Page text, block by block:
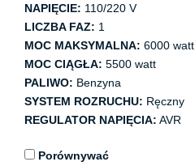
NAPIĘCIE: 110/220 V
LICZBA FAZ: 1
MOC MAKSYMALNA: 6000 watt
MOC CIĄGŁA: 5500 watt
PALIWO: Benzyna
SYSTEM ROZRUCHU: Ręczny
REGULATOR NAPIĘCIA: AVR
Porównywać